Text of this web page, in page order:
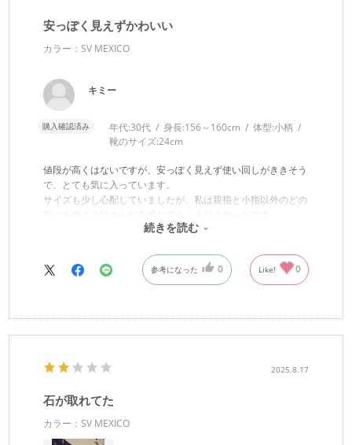
安っぽく見えずかわいい
カラー：SV MEXICO
キミー
購入確認済み 年代:30代 身長:156～160cm 体型:小柄
靴のサイズ:24cm
値段が高くはないですが、安っぽく見えず使い回しがききそう
で、とても気に入っています。
サイズも少し心配していましたが、私は親指と小指以外のどの
また他のシリーズも購入したいと思っています。
続きを読む
参考になった 0 Like! 0
2025.8.17
石が取れてた
カラー：SV MEXICO